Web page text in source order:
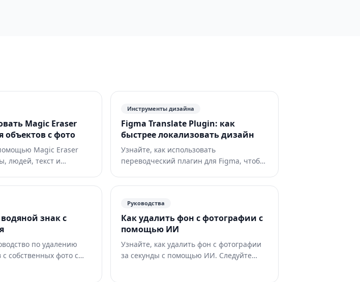
Magic Eraser
объектов с фото
Magic Eraser
людей, текст и
ИИ.
Инструменты дизайна
Figma Translate Plugin: как
быстрее локализовать дизайн
Узнайте, как использовать
переводческий плагин для Figma, чтобы
этом контролировать layout.
знак с
по удалению
собственных фото с
Руководства
Как удалить фон с фотографии с
помощью ИИ
Узнайте, как удалить фон с фотографии
за секунды с помощью ИИ. Следуйте